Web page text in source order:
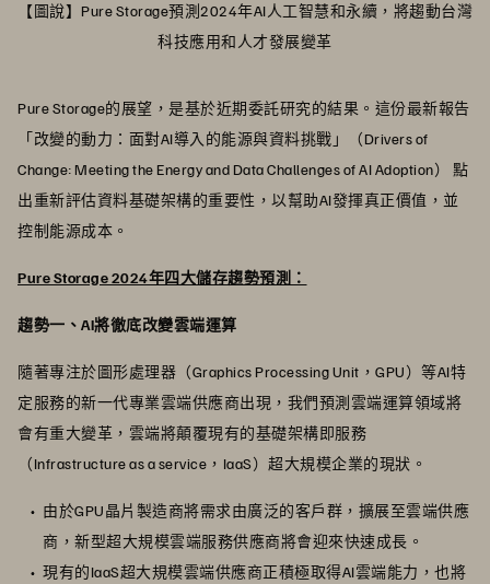
【圖說】Pure Storage預測2024年AI人工智慧和永續，將趨動台灣
科技應用和人才發展變革
Pure Storage的展望，是基於近期委託研究的結果。這份最新報告
「改變的動力：面對AI導入的能源與資料挑戰」（Drivers of
Change: Meeting the Energy and Data Challenges of AI Adoption） 點
出重新評估資料基礎架構的重要性，以幫助AI發揮真正價值，並
控制能源成本。
Pure Storage 2024年四大儲存趨勢預測：
趨勢一、AI將徹底改變雲端運算
隨著專注於圖形處理器（Graphics Processing Unit，GPU）等AI特
定服務的新一代專業雲端供應商出現，我們預測雲端運算領域將
會有重大變革，雲端將顛覆現有的基礎架構即服務
（Infrastructure as a service，IaaS）超大規模企業的現狀。
由於GPU晶片製造商將需求由廣泛的客戶群，擴展至雲端供應
商，新型超大規模雲端服務供應商將會迎來快速成長。
現有的IaaS超大規模雲端供應商正積極取得AI雲端能力，也將